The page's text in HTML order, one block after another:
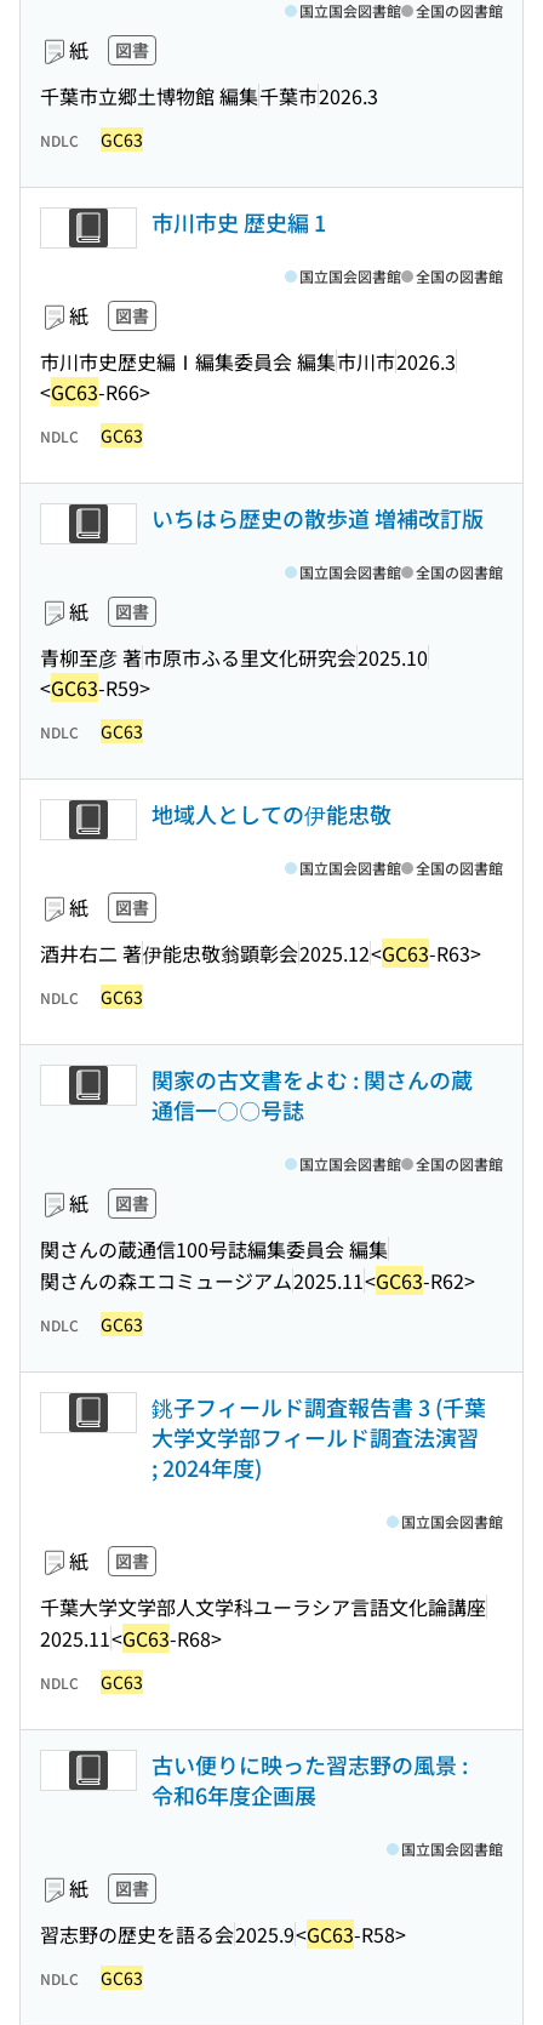
紙 図書
千葉市立郷土博物館 編集千葉市2026.3
国立国会図書館 全国の図書館
NDLC GC63
市川市史 歴史編 1
紙 図書
市川市史歴史編Ⅰ編集委員会 編集市川市2026.3
<GC63-R66>
国立国会図書館 全国の図書館
NDLC GC63
いちはら歴史の散歩道 増補改訂版
紙 図書
青柳至彦 著市原市ふる里文化研究会2025.10
<GC63-R59>
国立国会図書館 全国の図書館
NDLC GC63
地域人としての伊能忠敬
紙 図書
酒井右二 著伊能忠敬翁顕彰会2025.12<GC63-R63>
国立国会図書館 全国の図書館
NDLC GC63
関家の古文書をよむ : 関さんの蔵
通信一〇〇号誌
紙 図書
関さんの蔵通信100号誌編集委員会 編集
関さんの森エコミュージアム2025.11<GC63-R62>
国立国会図書館 全国の図書館
NDLC GC63
銚子フィールド調査報告書 3 (千葉
大学文学部フィールド調査法演習
; 2024年度)
紙 図書
千葉大学文学部人文学科ユーラシア言語文化論講座
2025.11<GC63-R68>
国立国会図書館
NDLC GC63
古い便りに映った習志野の風景 :
令和6年度企画展
紙 図書
習志野の歴史を語る会2025.9<GC63-R58>
国立国会図書館
NDLC GC63